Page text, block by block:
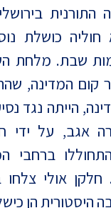
התורנית
חוליה כושלת
שבת. מלחת
קום המדינה,
הייתה נגד
אגב, על ידי
ברחבי
אולי צלחו
הן